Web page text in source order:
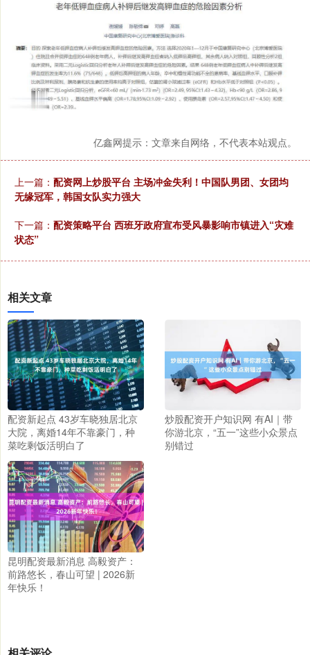
亿鑫网提示：文章来自网络，不代表本站观点。
上一篇： 配资网上炒股平台 主场冲金失利！中国队男团、女团均
无缘冠军，韩国女队实力强大
下一篇： 配资策略平台 西班牙政府宣布受风暴影响市镇进入“灾难
状态”
相关文章
配资新起点 43岁车晓独居北京
大院，离婚14年不靠豪门，种
菜吃剩饭活明白了
炒股配资开户知识网 有AI｜带
你游北京，“五一”这些小众景点
别错过
昆明配资最新消息 高毅资产：
前路悠长，春山可望 | 2026新
年快乐！